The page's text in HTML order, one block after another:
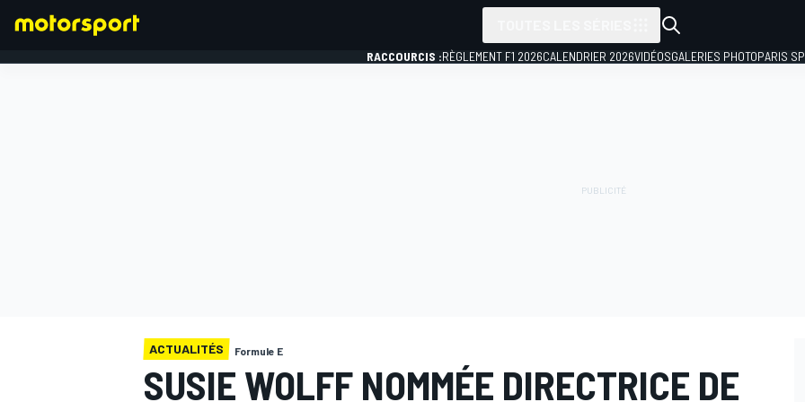
RACCOURCIS :RÈGLEMENT F1 2026CALENDRIER 2026VIDÉOSGALERIES PHOTOPARIS
ACTUALITÉS Formule E
SUSIE WOLFF NOMMÉE DIRECTRICE DE